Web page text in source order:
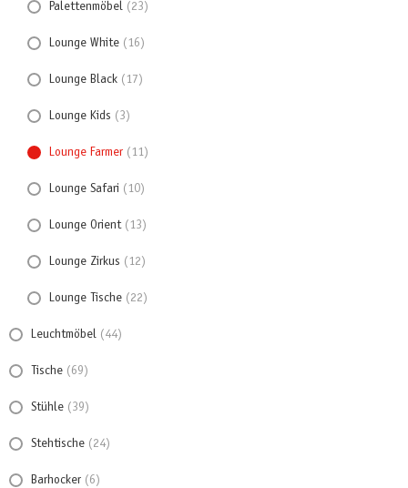
Palettenmöbel (23)
Lounge White (16)
Lounge Black (17)
Lounge Kids (3)
Lounge Farmer (11)
Lounge Safari (10)
Lounge Orient (13)
Lounge Zirkus (12)
Lounge Tische (22)
Leuchtmöbel (44)
Tische (69)
Stühle (39)
Stehtische (24)
Barhocker (6)